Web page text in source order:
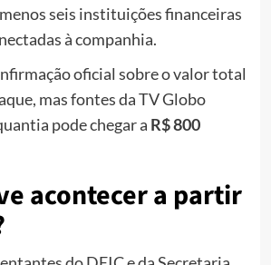
seis instituições financeiras
à companhia.
oficial sobre o valor total
mas fontes da TV Globo
pode chegar a R$ 800
acontecer a partir